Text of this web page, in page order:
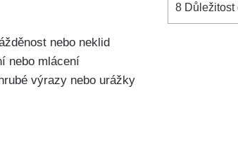
8 Důležitost
nebo neklid
nebo mlácení
výrazy nebo urážky